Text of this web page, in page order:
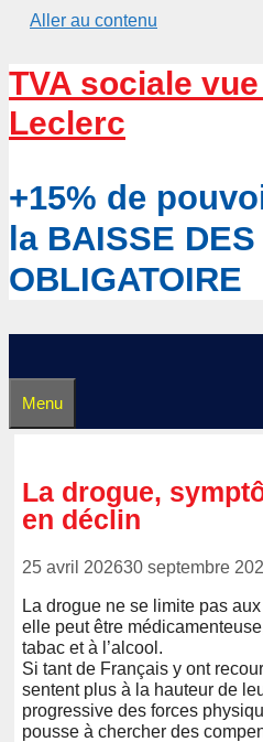
Aller au contenu
TVA sociale
Leclerc
+15% de
la BAISSE
OBLIGATOIRE
Menu
La drogue,
en déclin
25 avril 202630 septembre
La drogue ne se limite pas
elle peut être
tabac et à l’alcool.
Si tant de Français y ont
sentent plus à la hauteur de
progressive des forces
pousse à chercher des